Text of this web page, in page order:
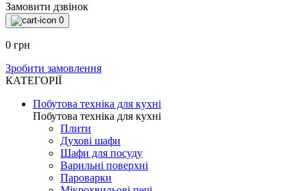
Замовити дзвінок
0
0 грн
Зробити замовлення
КАТЕГОРІЇ
Побутова техніка для кухні
Побутова техніка для кухні
Плити
Духові шафи
Шафи для посуду
Варильні поверхні
Пароварки